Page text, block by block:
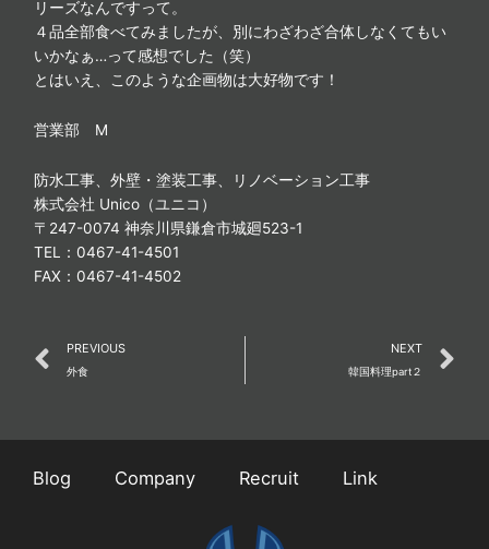
リーズなんですって。
４品全部食べてみましたが、別にわざわざ合体しなくてもい
いかなぁ…って感想でした（笑）
とはいえ、このような企画物は大好物です！
営業部 M
防水工事、外壁・塗装工事、リノベーション工事
株式会社 Unico（ユニコ）
〒247-0074 神奈川県鎌倉市城廻523-1
TEL：0467-41-4501
FAX：0467-41-4502
Prev
PREVIOUS
外食
NEXT
韓国料理part２
Blog Company Recruit Link